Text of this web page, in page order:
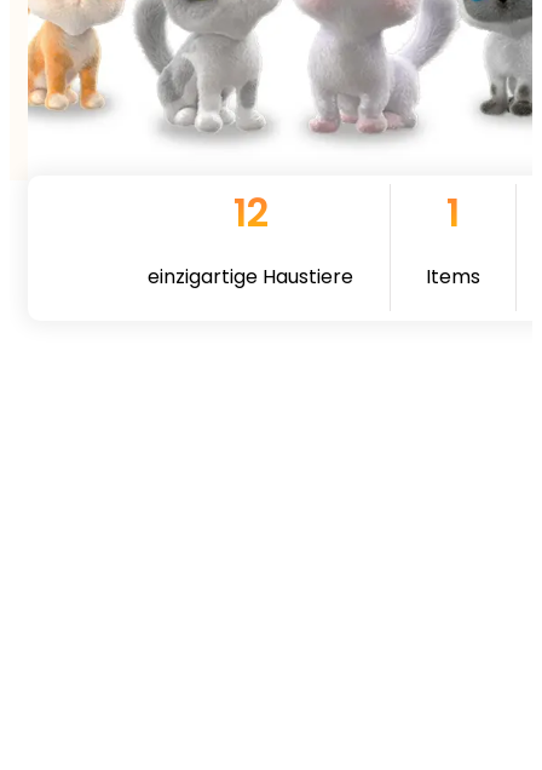
12
einzigartige Haustiere
1
Items